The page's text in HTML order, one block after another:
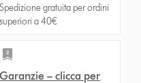
Spedizione gratuita per ordini
superiori a 40€
Garanzie – clicca per